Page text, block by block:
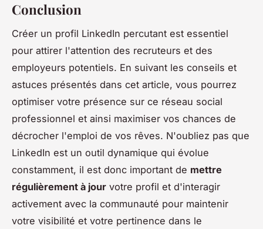
Conclusion
Créer un profil LinkedIn percutant est essentiel
pour attirer l'attention des recruteurs et des
employeurs potentiels. En suivant les conseils et
astuces présentés dans cet article, vous pourrez
optimiser votre présence sur ce réseau social
professionnel et ainsi maximiser vos chances de
décrocher l'emploi de vos rêves. N'oubliez pas que
LinkedIn est un outil dynamique qui évolue
constamment, il est donc important de mettre
régulièrement à jour votre profil et d'interagir
activement avec la communauté pour maintenir
votre visibilité et votre pertinence dans le